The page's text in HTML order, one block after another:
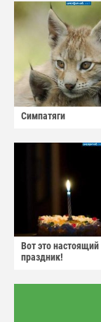
Симпатяги
Вот это настоящий
праздник!